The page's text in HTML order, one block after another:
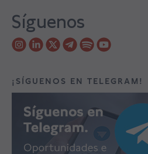
Síguenos
¡SÍGUENOS EN TELEGRAM!